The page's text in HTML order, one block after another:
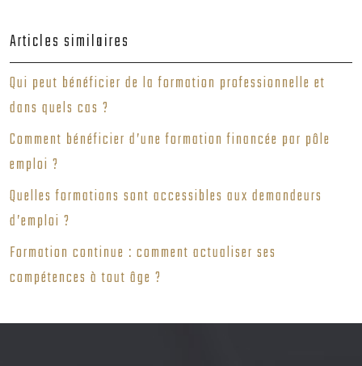
Articles similaires
Qui peut bénéficier de la formation professionnelle et
dans quels cas ?
Comment bénéficier d’une formation financée par pôle
emploi ?
Quelles formations sont accessibles aux demandeurs
d’emploi ?
Formation continue : comment actualiser ses
compétences à tout âge ?